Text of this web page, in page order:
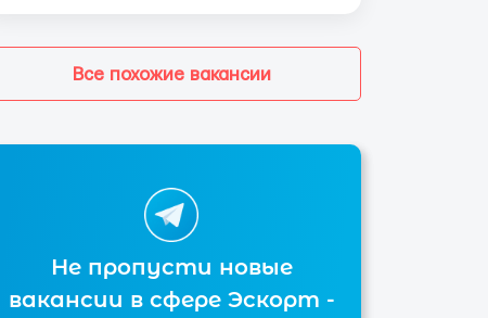
Все похожие вакансии
Не пропусти новые
вакансии в сфере Эскорт -